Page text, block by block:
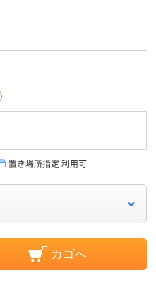
置き場所指定 利用可
カゴへ